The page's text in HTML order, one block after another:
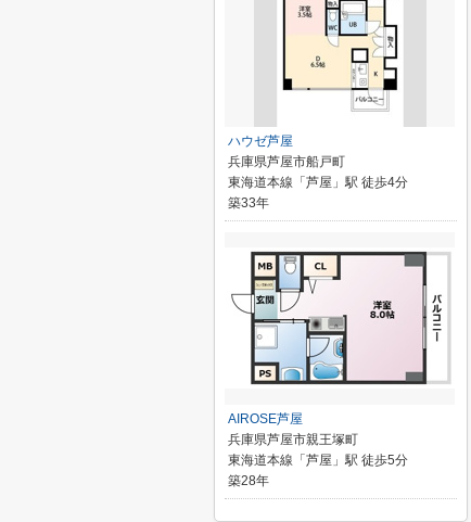
ハウゼ芦屋
兵庫県芦屋市船戸町
東海道本線「芦屋」駅 徒歩4分
築33年
AIROSE芦屋
兵庫県芦屋市親王塚町
東海道本線「芦屋」駅 徒歩5分
築28年